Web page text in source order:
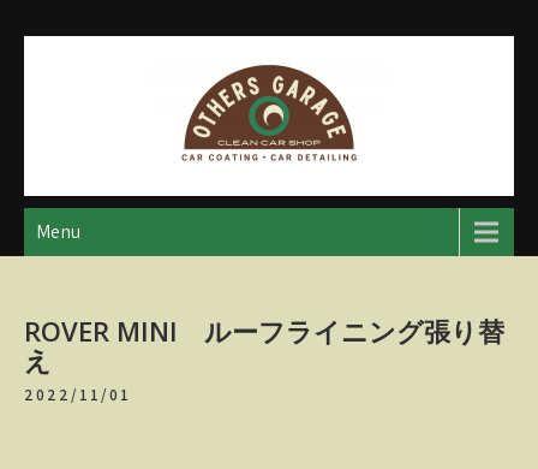
アザースガレージ
【神奈川・厚木・愛川】カーメンテナンス
Menu
ROVER MINI ルーフライニング張り替
え
2022/11/01